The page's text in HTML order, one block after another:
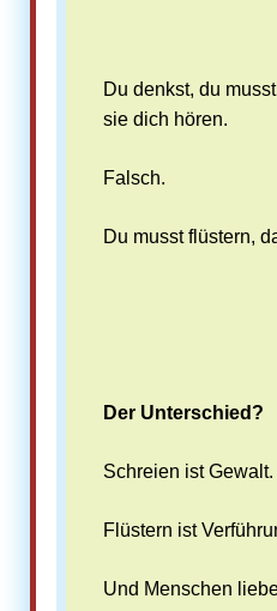
Du denkst, du
sie dich hören.
Falsch.
Du musst flüstern,
Der Unterschied?
Schreien ist Gewalt.
Flüstern ist
Und Menschen